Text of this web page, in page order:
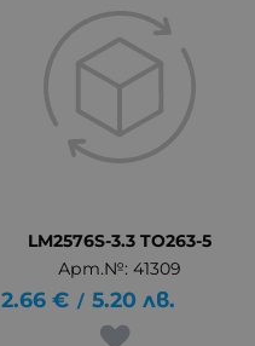
LM2576S-3.3 TO263-5
Арт.№: 41309
2.66 € / 5.20 лв.